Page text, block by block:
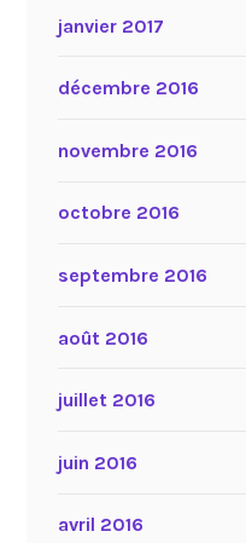
janvier 2017
décembre 2016
novembre 2016
octobre 2016
septembre 2016
août 2016
juillet 2016
juin 2016
avril 2016